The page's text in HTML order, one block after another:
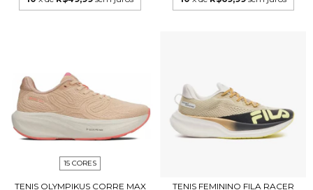
15 CORES
TENIS OLYMPIKUS CORRE MAX
TENIS FEMININO FILA RACER